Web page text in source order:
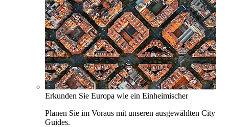
Erkunden Sie Europa wie ein Einheimischer
Planen Sie im Voraus mit unseren ausgewählten City
Guides.